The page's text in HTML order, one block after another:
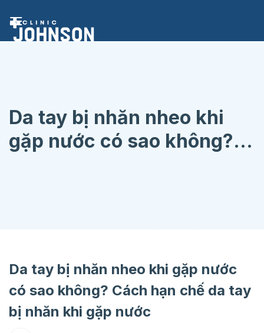
đến
Da tay bị nhăn nheo khi
gặp nước có sao không?
Da tay bị nhăn nheo khi gặp nước
có sao không? Cách hạn chế da tay
bị nhăn khi gặp nước